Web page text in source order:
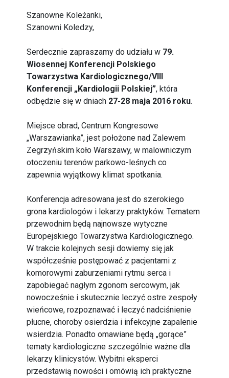
Szanowne Koleżanki,
Szanowni Koledzy,
Serdecznie zapraszamy do udziału w 79.
Wiosennej Konferencji Polskiego
Towarzystwa Kardiologicznego/VIII
Konferencji „Kardiologii Polskiej”, która
odbędzie się w dniach 27-28 maja 2016 roku.
Miejsce obrad, Centrum Kongresowe
„Warszawianka”, jest położone nad Zalewem
Zegrzyńskim koło Warszawy, w malowniczym
otoczeniu terenów parkowo-leśnych co
zapewnia wyjątkowy klimat spotkania.
Konferencja adresowana jest do szerokiego
grona kardiologów i lekarzy praktyków. Tematem
przewodnim będą najnowsze wytyczne
Europejskiego Towarzystwa Kardiologicznego.
W trakcie kolejnych sesji dowiemy się jak
współcześnie postępować z pacjentami z
komorowymi zaburzeniami rytmu serca i
zapobiegać nagłym zgonom sercowym, jak
nowocześnie i skutecznie leczyć ostre zespoły
wieńcowe, rozpoznawać i leczyć nadciśnienie
płucne, choroby osierdzia i infekcyjne zapalenie
wsierdzia. Ponadto omawiane będą „gorące”
tematy kardiologiczne szczególnie ważne dla
lekarzy klinicystów. Wybitni eksperci
przedstawią nowości i omówią ich praktyczne